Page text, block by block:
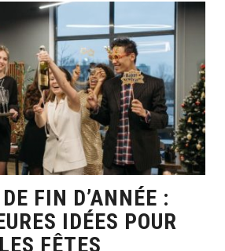
FIN D’ANNÉE :
IDÉES POUR
FÊTES